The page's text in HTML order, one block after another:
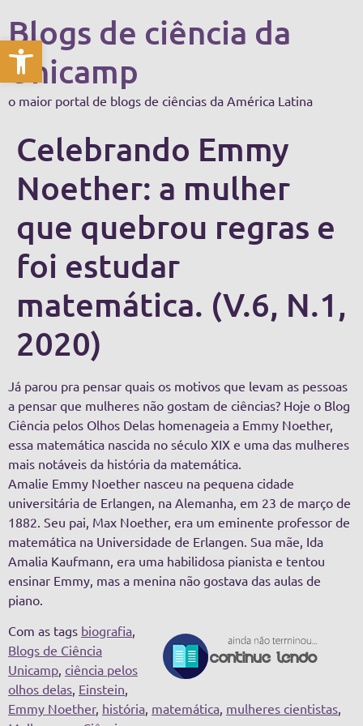
Abrir a barra de ferramentas
Blogs de ciência da
Unicamp
o maior portal de blogs de ciências da América Latina
Celebrando Emmy
Noether: a mulher
que quebrou regras e
foi estudar
matemática. (V.6, N.1,
2020)
Já parou pra pensar quais os motivos que levam as pessoas
a pensar que mulheres não gostam de ciências? Hoje o Blog
Ciência pelos Olhos Delas homenageia a Emmy Noether,
essa matemática nascida no século XIX e uma das mulheres
mais notáveis da história da matemática.
Amalie Emmy Noether nasceu na pequena cidade
universitária de Erlangen, na Alemanha, em 23 de março de
1882. Seu pai, Max Noether, era um eminente professor de
matemática na Universidade de Erlangen. Sua mãe, Ida
Amalia Kaufmann, era uma habilidosa pianista e tentou
ensinar Emmy, mas a menina não gostava das aulas de
piano.
Com as tags biografia,
Blogs de Ciência
Unicamp, ciência pelos
olhos delas, Einstein,
Emmy Noether, história, matemática, mulheres cientistas,